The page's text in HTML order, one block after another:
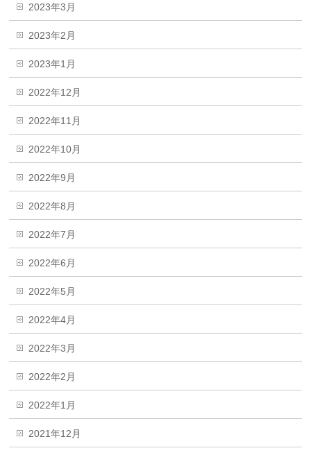
2023年3月
2023年2月
2023年1月
2022年12月
2022年11月
2022年10月
2022年9月
2022年8月
2022年7月
2022年6月
2022年5月
2022年4月
2022年3月
2022年2月
2022年1月
2021年12月